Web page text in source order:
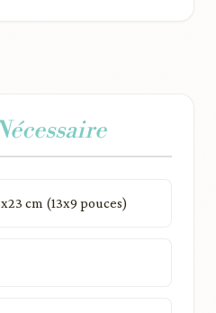
cm (13x9 pouces)